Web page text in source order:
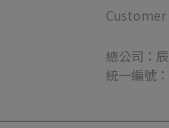
Customer
總公司：
統一編號